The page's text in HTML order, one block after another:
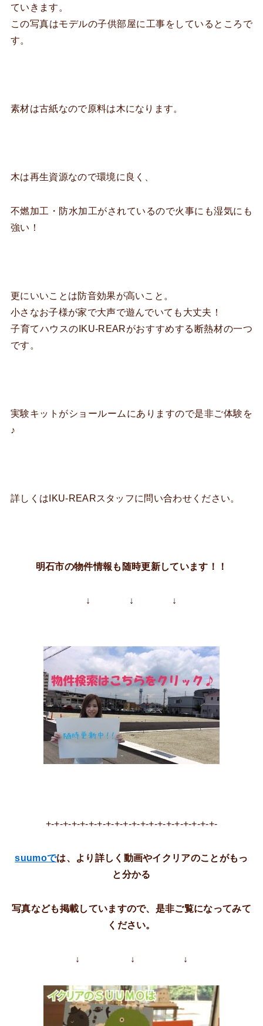
ていきます。
この写真はモデルの子供部屋に工事をしているところで
す。
素材は古紙なので原料は木になります。
木は再生資源なので環境に良く、
不燃加工・防水加工がされているので火事にも湿気にも
強い！
更にいいことは防音効果が高いこと。
小さなお子様が家で大声で遊んでいても大丈夫！
子育てハウスのIKU-REARがおすすめする断熱材の一つ
です。
実験キットがショールームにありますので是非ご体験を
♪
詳しくはIKU-REARスタッフに問い合わせください。
明石市の物件情報も随時更新しています！！
↓ ↓ ↓
+-+-+-+-+-+-+-+-+-+-+-+-+-+-+-+-+-+-+-+-
suumoでは、より詳しく動画やイクリアのことがもっ
と分かる
写真なども掲載していますので、是非ご覧になってみて
ください。
↓ ↓ ↓